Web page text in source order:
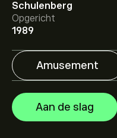
Schulenberg
Opgericht
1989
Amusement
Aan de slag
Het gemiddelde
Meld je aan
bij eToro
analistenvoorspellingen
Analisten bieden
gebaseerd op
verwachte groei. Bekijk
voor toekomstige
De marktkapitalisatie